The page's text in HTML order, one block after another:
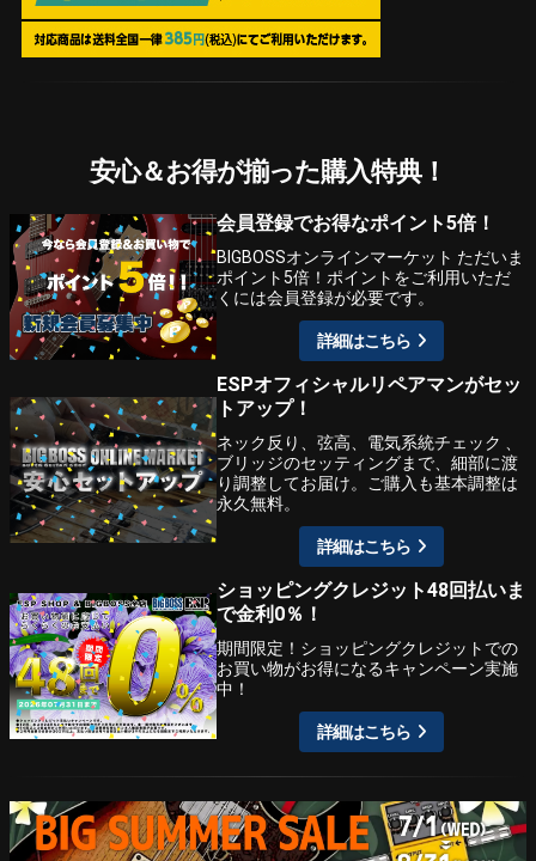
安心＆お得が揃った購入特典！
会員登録でお得なポイント5倍！
BIGBOSSオンラインマーケット ただいま
ポイント5倍！ポイントをご利用いただ
くには会員登録が必要です。
詳細はこちら
ESPオフィシャルリペアマンがセッ
トアップ！
ネック反り、弦高、電気系統チェック 、
ブリッジのセッティングまで、細部に渡
り調整してお届け。ご購入も基本調整は
永久無料。
詳細はこちら
ショッピングクレジット48回払いま
で金利0％！
期間限定！ショッピングクレジットでの
お買い物がお得になるキャンペーン実施
中！
詳細はこちら